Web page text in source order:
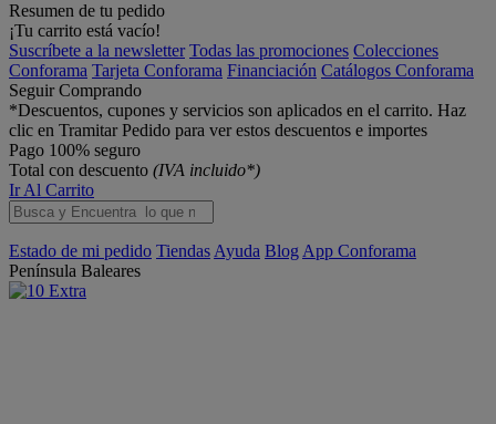
Resumen de tu pedido
¡Tu carrito está vacío!
Suscríbete a la newsletter Todas las promociones Colecciones
Conforama Tarjeta Conforama Financiación Catálogos Conforama
Seguir Comprando
*Descuentos, cupones y servicios son aplicados en el carrito. Haz
clic en Tramitar Pedido para ver estos descuentos e importes
Pago 100% seguro
Total con descuento (IVA incluido*)
Ir Al Carrito
Estado de mi pedido Tiendas Ayuda Blog App Conforama
Península Baleares